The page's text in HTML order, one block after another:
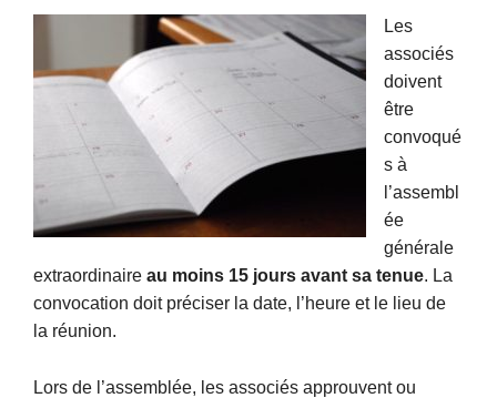
Les
associés
doivent
être
convoqué
s à
l’assembl
ée
générale
extraordinaire au moins 15 jours avant sa tenue. La
convocation doit préciser la date, l’heure et le lieu de
la réunion.
Lors de l’assemblée, les associés approuvent ou